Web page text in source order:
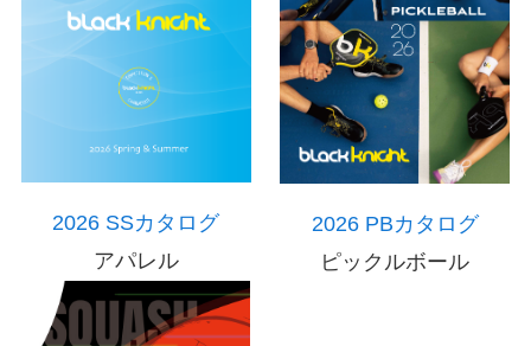
2026 SSカタログ
アパレル
2026 PBカタログ
ピックルボール